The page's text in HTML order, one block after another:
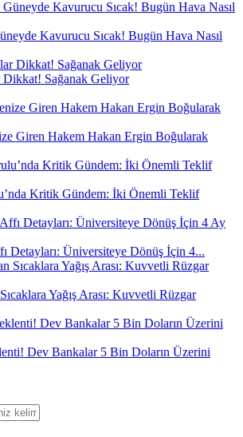
Kavurucu Sıcak! Bugün Hava Nasıl
Dikkat! Sağanak Geliyor
Giren Hakem Hakan Ergin Boğularak
Kritik Gündem: İki Önemli Teklif
Detayları: Üniversiteye Dönüş İçin 4...
Yağış Arası: Kuvvetli Rüzgar
Dev Bankalar 5 Bin Doların Üzerini